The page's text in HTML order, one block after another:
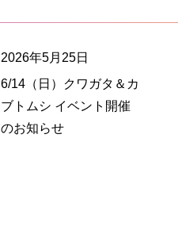
2026年5月25日
6/14（日）クワガタ＆カ
ブトムシ イベント開催
のお知らせ